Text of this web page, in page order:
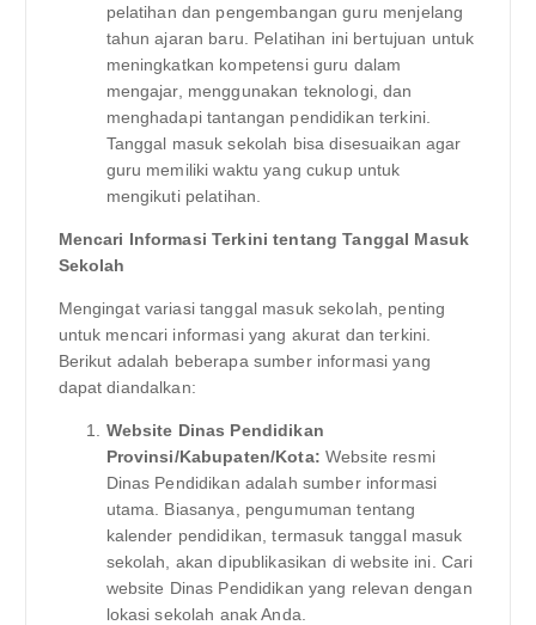
pelatihan dan pengembangan guru menjelang
tahun ajaran baru. Pelatihan ini bertujuan untuk
meningkatkan kompetensi guru dalam
mengajar, menggunakan teknologi, dan
menghadapi tantangan pendidikan terkini.
Tanggal masuk sekolah bisa disesuaikan agar
guru memiliki waktu yang cukup untuk
mengikuti pelatihan.
Mencari Informasi Terkini tentang Tanggal Masuk
Sekolah
Mengingat variasi tanggal masuk sekolah, penting
untuk mencari informasi yang akurat dan terkini.
Berikut adalah beberapa sumber informasi yang
dapat diandalkan:
Website Dinas Pendidikan
Provinsi/Kabupaten/Kota: Website resmi
Dinas Pendidikan adalah sumber informasi
utama. Biasanya, pengumuman tentang
kalender pendidikan, termasuk tanggal masuk
sekolah, akan dipublikasikan di website ini. Cari
website Dinas Pendidikan yang relevan dengan
lokasi sekolah anak Anda.